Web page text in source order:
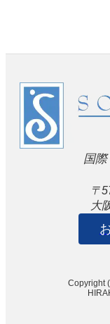
国
〒
大
Copyright